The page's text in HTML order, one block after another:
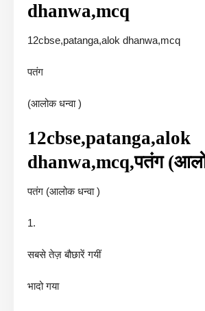
dhanwa,mcq
12cbse,patanga,alok dhanwa,mcq
पतंग
(आलोक धन्वा )
12cbse,patanga,alok
dhanwa,mcq,पतंग
पतंग (आलोक धन्वा )
1.
सबसे तेज़ बौछारें गयीं
भादो गया